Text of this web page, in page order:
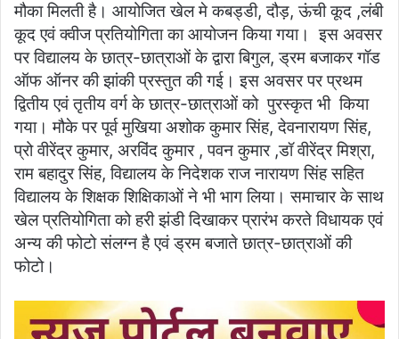
मौका मिलती है। आयोजित खेल मे कबड्डी, दौड़, ऊंची कूद ,लंबी
कूद एवं क्वीज प्रतियोगिता का आयोजन किया गया। इस अवसर
पर विद्यालय के छात्र-छात्राओं के द्वारा बिगुल, ड्रम बजाकर गॉड
ऑफ ऑनर की झांकी प्रस्तुत की गई। इस अवसर पर प्रथम
द्वितीय एवं तृतीय वर्ग के छात्र-छात्राओं को पुरस्कृत भी किया
गया। मौके पर पूर्व मुखिया अशोक कुमार सिंह, देवनारायण सिंह,
प्रो वीरेंद्र कुमार, अरविंद कुमार , पवन कुमार ,डॉ वीरेंद्र मिश्रा,
राम बहादुर सिंह, विद्यालय के निदेशक राज नारायण सिंह सहित
विद्यालय के शिक्षक शिक्षिकाओं ने भी भाग लिया। समाचार के साथ
खेल प्रतियोगिता को हरी झंडी दिखाकर प्रारंभ करते विधायक एवं
अन्य की फोटो संलग्न है एवं ड्रम बजाते छात्र-छात्राओं की
फोटो।